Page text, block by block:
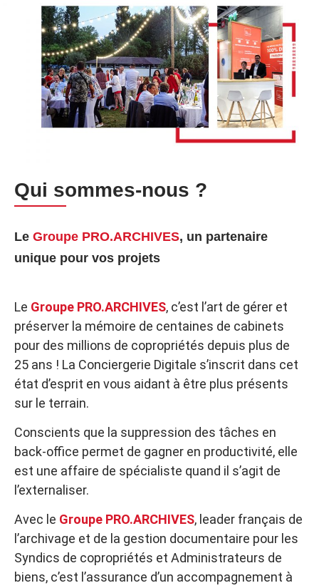
Qui sommes-nous ?
Le Groupe PRO.ARCHIVES, un partenaire
unique pour vos projets
Le Groupe PRO.ARCHIVES, c’est l’art de gérer et
préserver la mémoire de centaines de cabinets
pour des millions de copropriétés depuis plus de
25 ans ! La Conciergerie Digitale s’inscrit dans cet
état d’esprit en vous aidant à être plus présents
sur le terrain.​
Conscients que la suppression des tâches en
back-office permet de gagner en productivité, elle
est une affaire de spécialiste quand il s’agit de
l’externaliser.​
Avec le Groupe PRO.ARCHIVES, leader français de
l’archivage et de la gestion documentaire pour les
Syndics de copropriétés et Administrateurs de
biens, c’est l’assurance d’un accompagnement à